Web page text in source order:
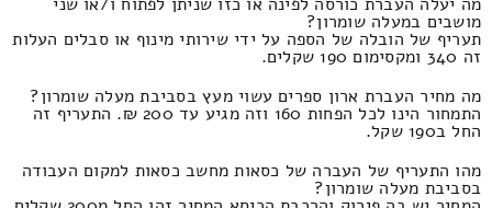
מושבים במעלה שומרון?
תעריף של הובלה של הספה על ידי שירותי מינוף או סבלים העלות
זה 340 ומקסימום 190 שקלים.
מה מחיר העברת ארון ספרים עשוי מעץ בסביבת מעלה שומרון?
התמחור הינו לכל הפחות 160 וזה מגיע עד 200 ₪. התעריף זה
החל ב190 שקל.
מהו התעריף של העברה של כסאות מחשב כסאות למקום העבודה
בסביבת מעלה שומרון?